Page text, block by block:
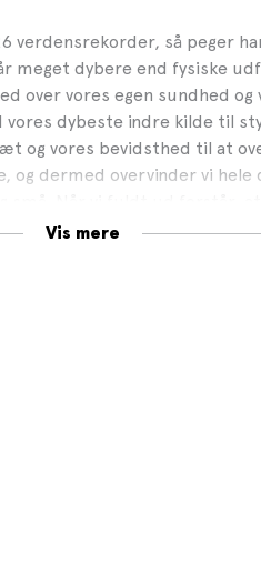
verdensrekorder, så peger
meget dybere end fysiske
over vores egen sundhed
dybeste indre kilde til
og vores bevidsthed til at
og dermed overvinder vi
liv.
Vis mere